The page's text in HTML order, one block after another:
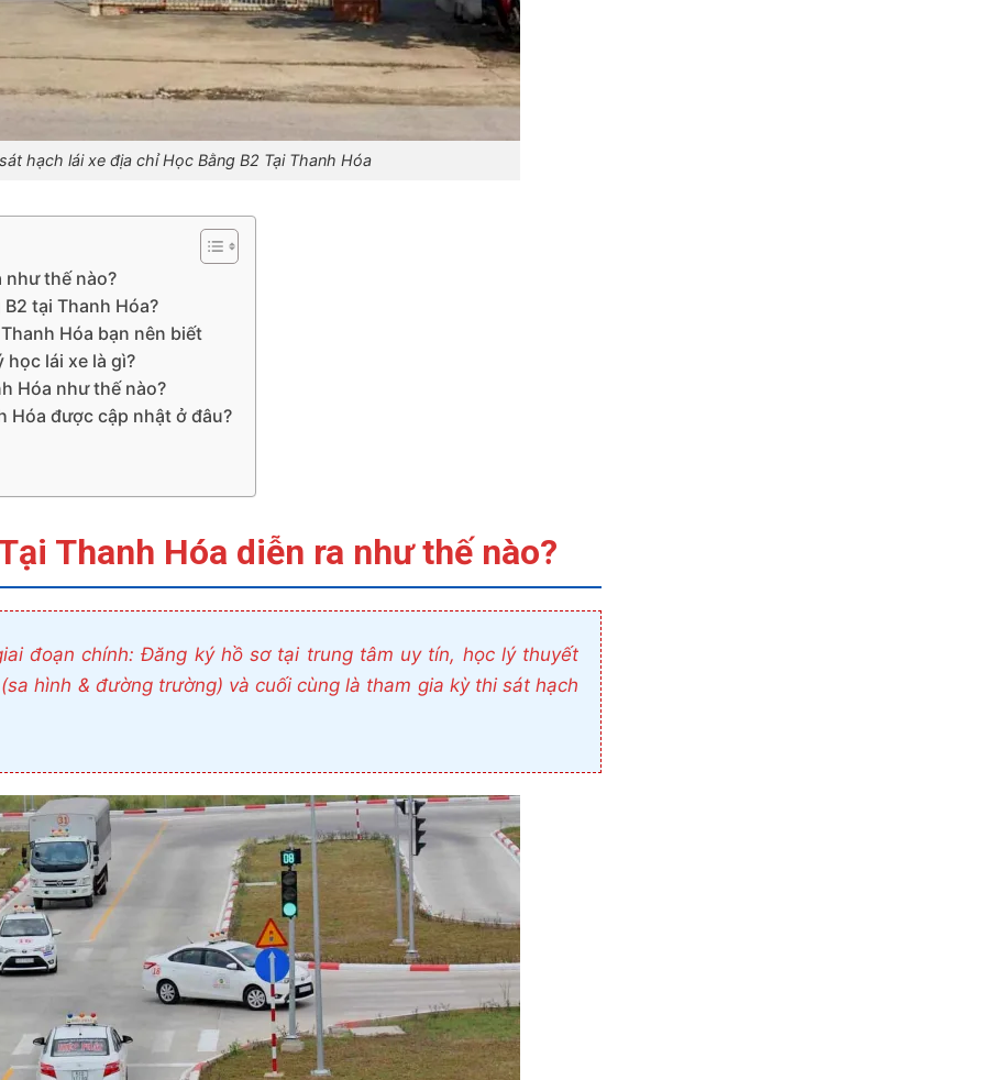
hạch lái xe địa chỉ Học Bằng B2 Tại Thanh Hóa
như thế nào?
tại Thanh Hóa?
Hóa bạn nên biết
học lái xe là gì?
Hóa như thế nào?
Hóa được cập nhật ở đâu?
Thanh Hóa diễn ra như thế nào?
đoạn chính: Đăng ký hồ sơ tại trung tâm uy tín, học lý thuyết
hình & đường trường) và cuối cùng là tham gia kỳ thi sát hạch